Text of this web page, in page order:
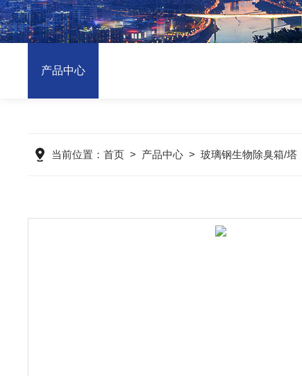
产品中心
当前位置：首页 > 产品中心 >玻璃钢生物除臭箱/塔